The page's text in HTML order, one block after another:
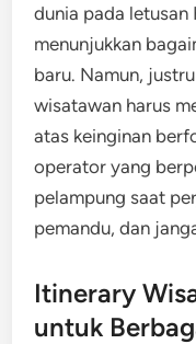
dunia pada letusan
menunjukkan
baru. Namun,
wisatawan harus
atas keinginan
operator yang
pelampung saat
pemandu, dan
Itinerary
untuk